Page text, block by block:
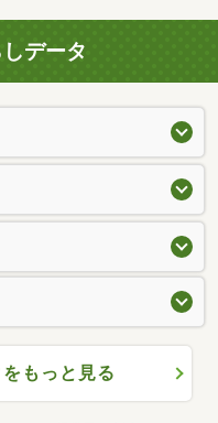
データ
もっと見る